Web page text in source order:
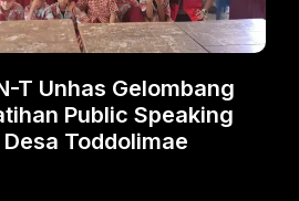
T Unhas Gelombang
Public Speaking
Toddolimae